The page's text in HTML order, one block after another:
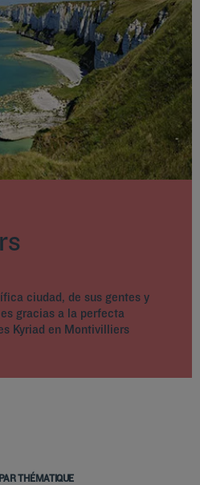
ciudad, de sus gentes y
gracias a la perfecta
Kyriad en Montivilliers
THÉMATIQUE